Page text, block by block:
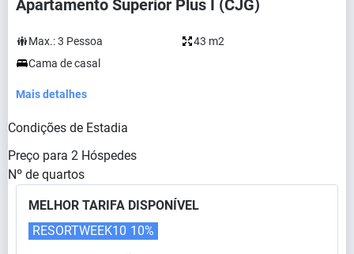
Apartamento Superior Plus I (CJG)
Max.:3 Pessoa
43 m2
Cama de casal
Mais detalhes
Condições de Estadia
Preço para 2 Hóspedes
Nº de quartos
MELHOR TARIFA DISPONÍVEL
RESORTWEEK10 10%